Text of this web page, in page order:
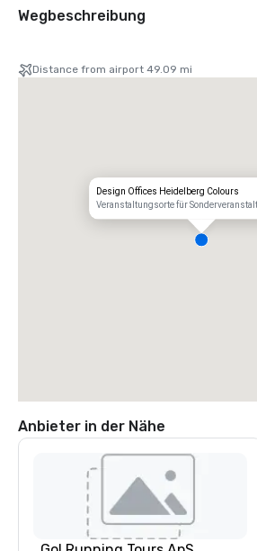
Wegbeschreibung
Distance from airport 49.09 mi
Design Offices Heidelberg Colours
Veranstaltungsorte für
Anbieter in der Nähe